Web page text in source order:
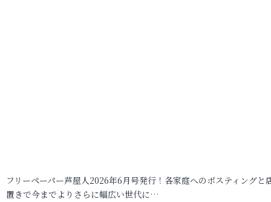
フリーペーパー芦屋人2026年6月号発行！各家庭へのポスティングと
置きで今までよりさらに幅広い世代に…